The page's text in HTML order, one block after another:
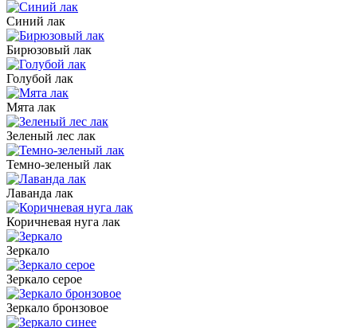
Синий лак
Бирюзовый лак
Голубой лак
Мята лак
Зеленый лес лак
Темно-зеленый лак
Лаванда лак
Коричневая нуга лак
Зеркало
Зеркало серое
Зеркало бронзовое